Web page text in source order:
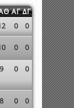
ΑΓ ΔΓ
0 0
0 0
9 0 0
8 0 0